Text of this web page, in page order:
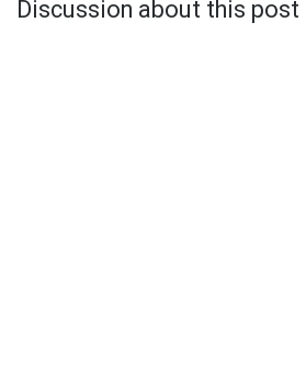
Discussion about this post